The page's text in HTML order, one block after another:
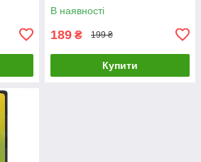
В наявності
189 ₴ 199 ₴
Купити